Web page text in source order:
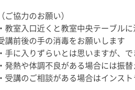
（ご協力のお願い）
・教室入口近くと教室中央テーブル
講前後の手の消毒をお願いします
・手に入りずらいとは思いますが、
・発熱や体調不良がある場合には振
・受講のご相談がある場合はインス